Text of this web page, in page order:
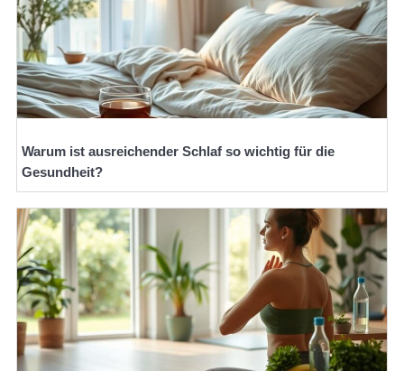
Warum ist ausreichender Schlaf so wichtig für die
Gesundheit?